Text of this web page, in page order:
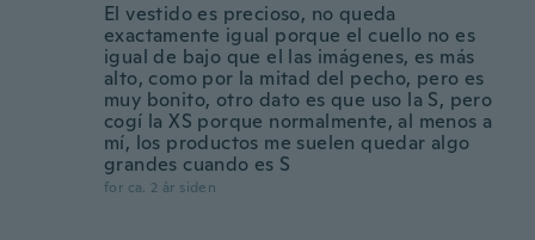
El vestido es precioso, no queda
exactamente igual porque el cuello no es
igual de bajo que el las imágenes, es más
alto, como por la mitad del pecho, pero es
muy bonito, otro dato es que uso la S, pero
cogí la XS porque normalmente, al menos a
mí, los productos me suelen quedar algo
grandes cuando es S
for ca. 2 år siden